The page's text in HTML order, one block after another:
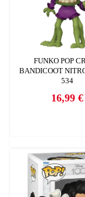
FUNKO POP
BANDICOOT
534
Precio
16,99 €